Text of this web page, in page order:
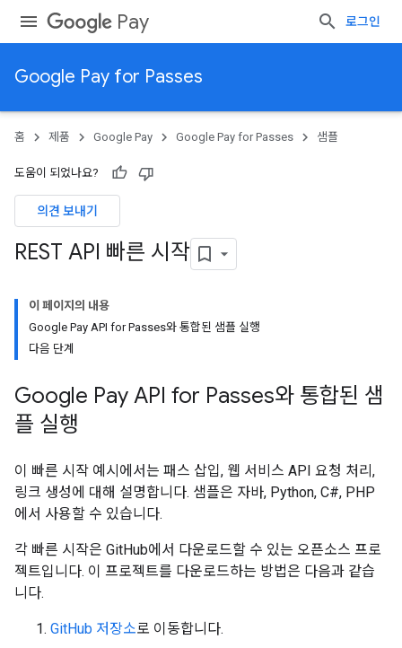
Pay 로그인
Google Pay for Passes
홈 제품 Google Pay Google Pay for Passes 샘플
도움이 되었나요?
의견 보내기
REST API 빠른 시작
이 페이지의 내용
Google Pay API for Passes와 통합된 샘플 실행
다음 단계
Google Pay API for Passes와 통합된 샘
플 실행
이 빠른 시작 예시에서는 패스 삽입, 웹 서비스 API 요청 처리,
링크 생성에 대해 설명합니다. 샘플은 자바, Python, C#, PHP
에서 사용할 수 있습니다.
각 빠른 시작은 GitHub에서 다운로드할 수 있는 오픈소스 프로
젝트입니다. 이 프로젝트를 다운로드하는 방법은 다음과 같습
니다.
GitHub 저장소로 이동합니다.